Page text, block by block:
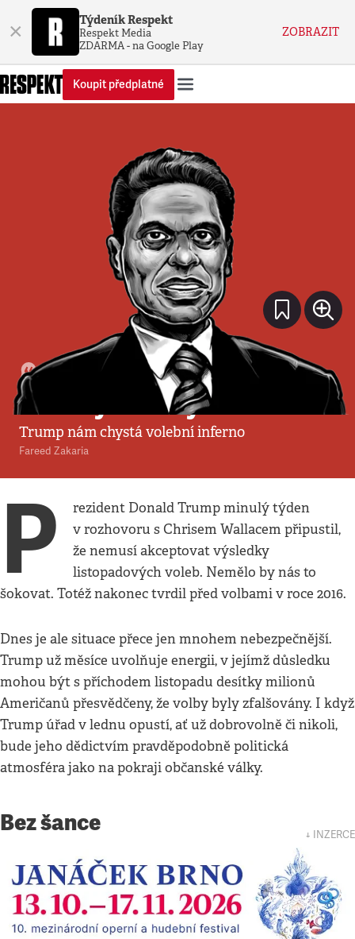
× Týdeník Respekt
Respekt Media
ZDARMA - na Google Play
ZOBRAZIT
Koupit předplatné
Komentář minut
Miliony falešných hlasů
Trump nám chystá volební inferno
Fareed Zakaria
P
rezident Donald Trump minulý týden
v rozhovoru s Chrisem Wallacem připustil,
že nemusí akceptovat výsledky
listopadových voleb. Nemělo by nás to
šokovat. Totéž nakonec tvrdil před volbami v roce 2016.
Dnes je ale situace přece jen mnohem nebezpečnější.
Trump už měsíce uvolňuje energii, v jejímž důsledku
mohou být s příchodem listopadu desítky milionů
Američanů přesvědčeny, že volby byly zfalšovány. I když
Trump úřad v lednu opustí, ať už dobrovolně či nikoli,
bude jeho dědictvím pravděpodobně politická
atmosféra jako na pokraji občanské války.
Bez šance ↓ INZERCE